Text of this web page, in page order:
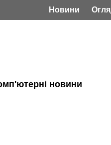
Новини
новини